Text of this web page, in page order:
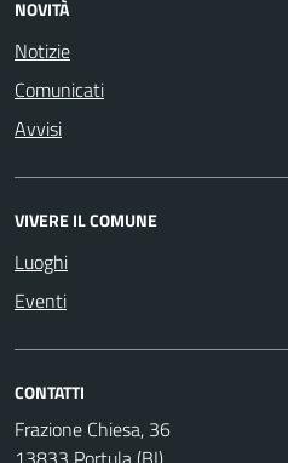
NOVITÀ
Notizie
Comunicati
Avvisi
VIVERE IL COMUNE
Luoghi
Eventi
CONTATTI
Frazione Chiesa, 36